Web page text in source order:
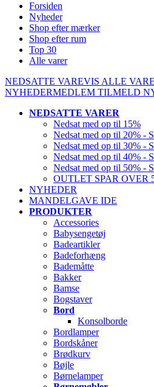
Forsiden
Nyheder
Shop efter mærker
Shop efter rum
Top 30
Alle varer
NEDSATTE VAREVIS ALLE
NYHEDERMEDLEM TILMELD
NEDSATTE VARER
Nedsat med op til 15%
Nedsat med op til 20% -
Nedsat med op til 30% -
Nedsat med op til 40% -
Nedsat med op til 50% -
OUTLET SPAR OVER
NYHEDER
MANDELGAVE IDE
PRODUKTER
Accessories
Babysengetøj
Badeartikler
Badeforhæng
Bademåtte
Bakker
Bamse
Bogstaver
Bord
Konsolborde
Bordlamper
Bordskåner
Brødkurv
Bøjle
Børnelamper